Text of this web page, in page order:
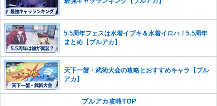
5.5周年フェスは水着イブキ＆水着イロハ！5.5周年
まとめ【ブルアカ】
天下一蟹・武術大会の攻略とおすすめキャラ【ブル
アカ】
ブルアカ攻略TOP